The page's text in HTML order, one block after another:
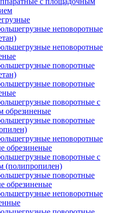
неповоротные
неповоротные
поворотные
поворотные
поворотные с
обрезиненые
поворотные
неповоротные
обрезиненые
поворотные с
(полипропилен)
поворотные
обрезиненые
неповоротные